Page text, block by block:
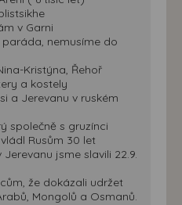
v Garni
nemusíme do
Kristýna, Řehoř
a kostely
a Jerevanu v ruském
společně s gruzínci
Rusům 30 let
jsme slavili 22.9.
že dokázali udržet
Mongolů a Osmanů.